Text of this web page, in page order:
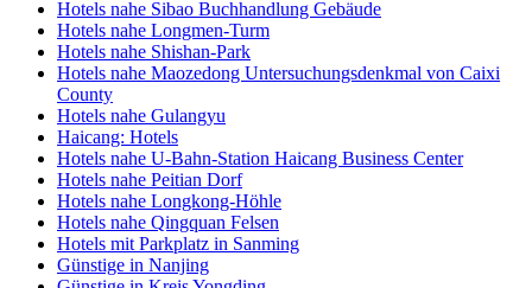
Hotels nahe Sibao Buchhandlung Gebäude
Hotels nahe Longmen-Turm
Hotels nahe Shishan-Park
Hotels nahe Maozedong Untersuchungsdenkmal von Caixi
County
Hotels nahe Gulangyu
Haicang: Hotels
Hotels nahe U-Bahn-Station Haicang Business Center
Hotels nahe Peitian Dorf
Hotels nahe Longkong-Höhle
Hotels nahe Qingquan Felsen
Hotels mit Parkplatz in Sanming
Günstige in Nanjing